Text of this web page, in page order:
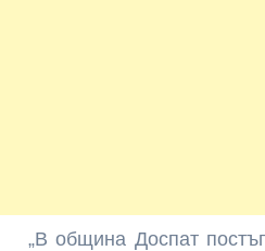
„В община Доспат